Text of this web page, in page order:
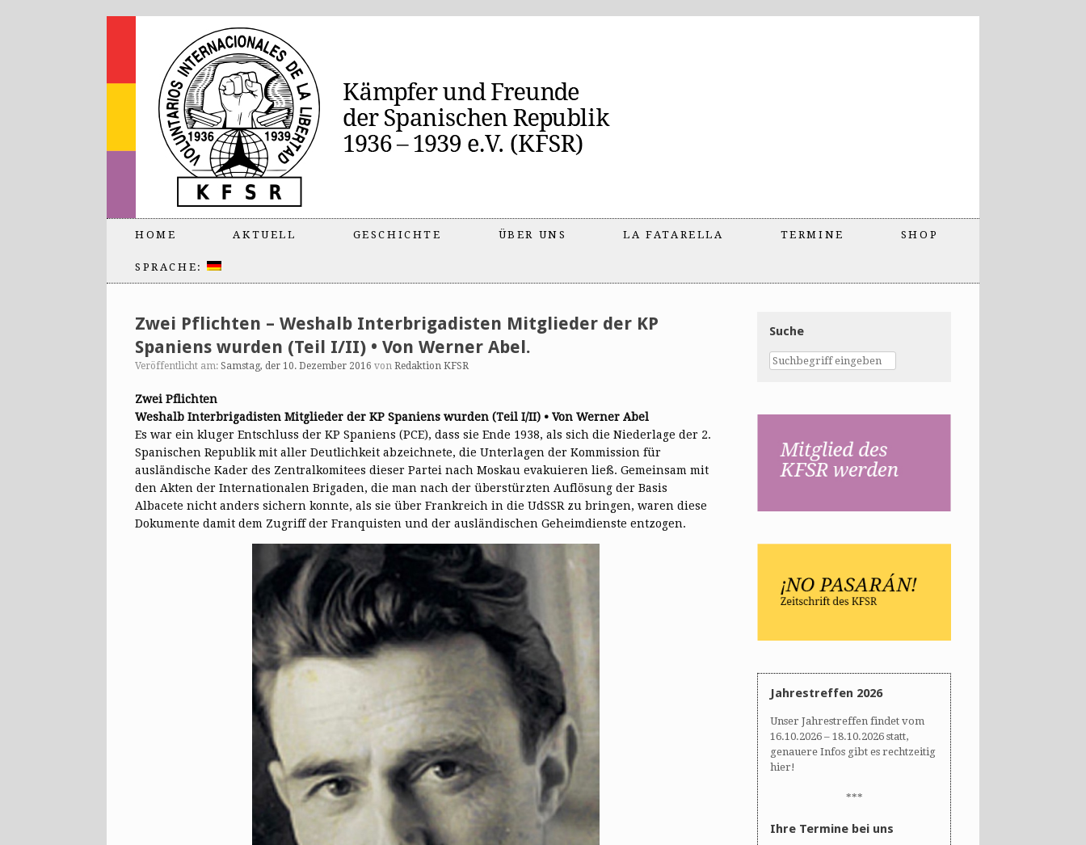
HOME AKTUELL GESCHICHTE ÜBER UNS LA FATARELLA TERMINE SHOP
SPRACHE:
Zwei Pflichten – Weshalb Interbrigadisten Mitglieder der KP
Spaniens wurden (Teil I/II) • Von Werner Abel.
Veröffentlicht am: Samstag, der 10. Dezember 2016 von Redaktion KFSR
Zwei Pflichten
Weshalb Interbrigadisten Mitglieder der KP Spaniens wurden (Teil I/II) • Von Werner Abel
Es war ein kluger Entschluss der KP Spaniens (PCE), dass sie Ende 1938, als sich die Niederlage der 2.
Spanischen Republik mit aller Deutlichkeit abzeichnete, die Unterlagen der Kommission für
ausländische Kader des Zentralkomitees dieser Partei nach Moskau evakuieren ließ. Gemeinsam mit
den Akten der Internationalen Brigaden, die man nach der überstürzten Auflösung der Basis
Albacete nicht anders sichern konnte, als sie über Frankreich in die UdSSR zu bringen, waren diese
Dokumente damit dem Zugriff der Franquisten und der ausländischen Geheimdienste entzogen.
Suche
Jahrestreffen 2026
Unser Jahrestreffen findet vom
16.10.2026 – 18.10.2026 statt,
genauere Infos gibt es rechtzeitig
hier!
***
Ihre Termine bei uns